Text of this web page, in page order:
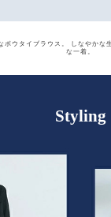
ボウタイブラウス。
しなやかな
な一着。
Styling